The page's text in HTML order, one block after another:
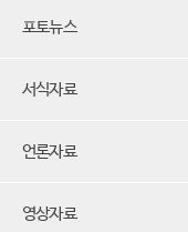
포토뉴스
서식자료
언론자료
영상자료